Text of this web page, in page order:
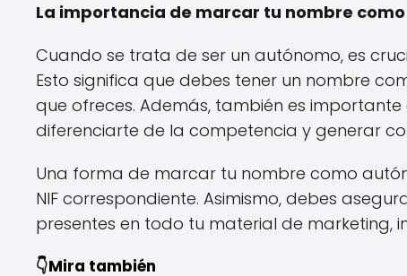
La importancia de marcar tu nombre
Cuando se trata de ser un autónomo, es
Esto significa que debes tener un nombre
que ofreces. Además, también es
diferenciarte de la competencia y generar
Una forma de marcar tu nombre como
NIF correspondiente. Asimismo, debes
presentes en todo tu material de marketing,
👇Mira también